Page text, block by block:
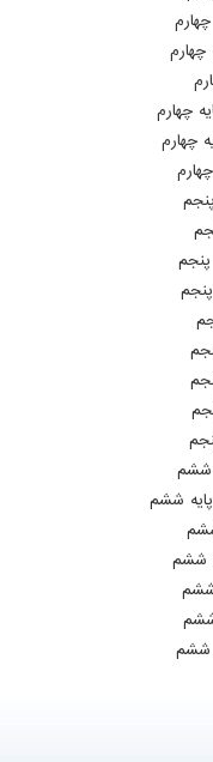
چهارم
چهارم
پنجم
ششم
ششم
ششم
ششم
ششم
ششم